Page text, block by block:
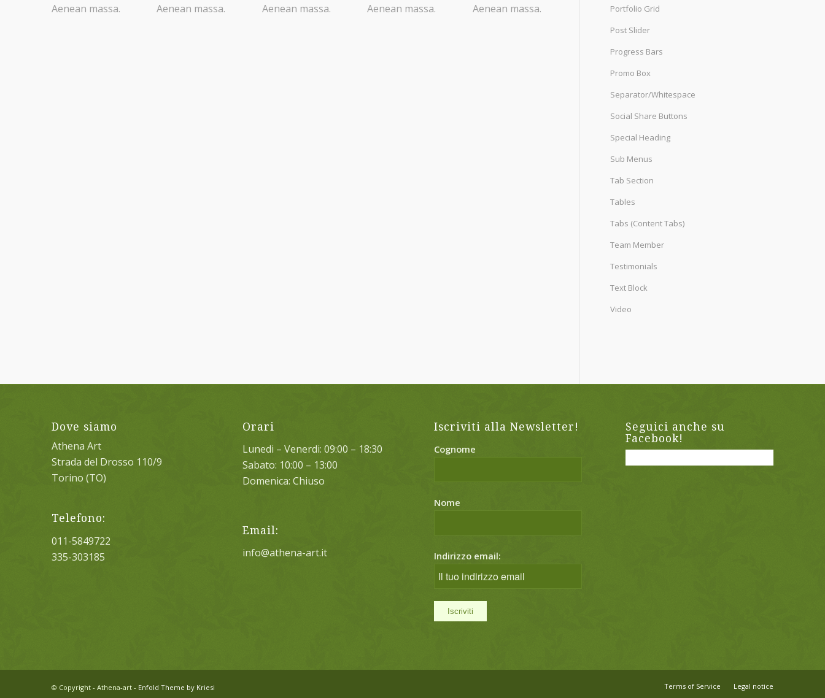
Aenean massa.
Aenean massa.
Aenean massa.
Aenean massa.
Aenean massa.
Portfolio Grid
Post Slider
Progress Bars
Promo Box
Separator/Whitespace
Social Share Buttons
Special Heading
Sub Menus
Tab Section
Tables
Tabs (Content Tabs)
Team Member
Testimonials
Text Block
Video
Dove siamo
Athena Art
Strada del Drosso 110/9
Torino (TO)
Telefono:
011-5849722
335-303185
Orari
Lunedi – Venerdi: 09:00 – 18:30
Sabato: 10:00 – 13:00
Domenica: Chiuso
Email:
info@athena-art.it
Iscriviti alla Newsletter!
Cognome
Nome
Indirizzo email:
Seguici anche su
Facebook!
© Copyright - Athena-art - Enfold Theme by Kriesi Terms of Service Legal notice